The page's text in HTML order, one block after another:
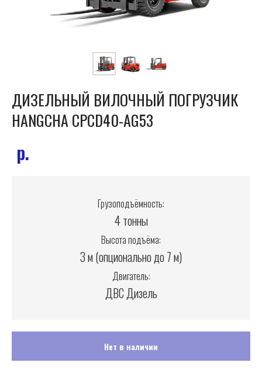
ДИЗЕЛЬНЫЙ ВИЛОЧНЫЙ ПОГРУЗЧИК
HANGCHA CPCD40-AG53
р.
Грузоподъёмность:
4 тонны
Высота подъёма:
3 м (опционально до 7 м)
Двигатель:
ДВС Дизель
Нет в наличии